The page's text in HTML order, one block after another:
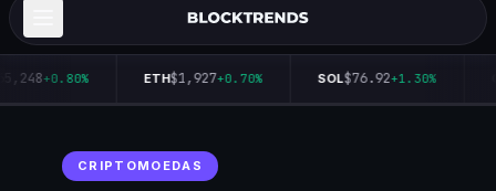
+0.80% ETH$1,927+0.70% SOL$76.92+1.30%
CRIPTOMOEDAS